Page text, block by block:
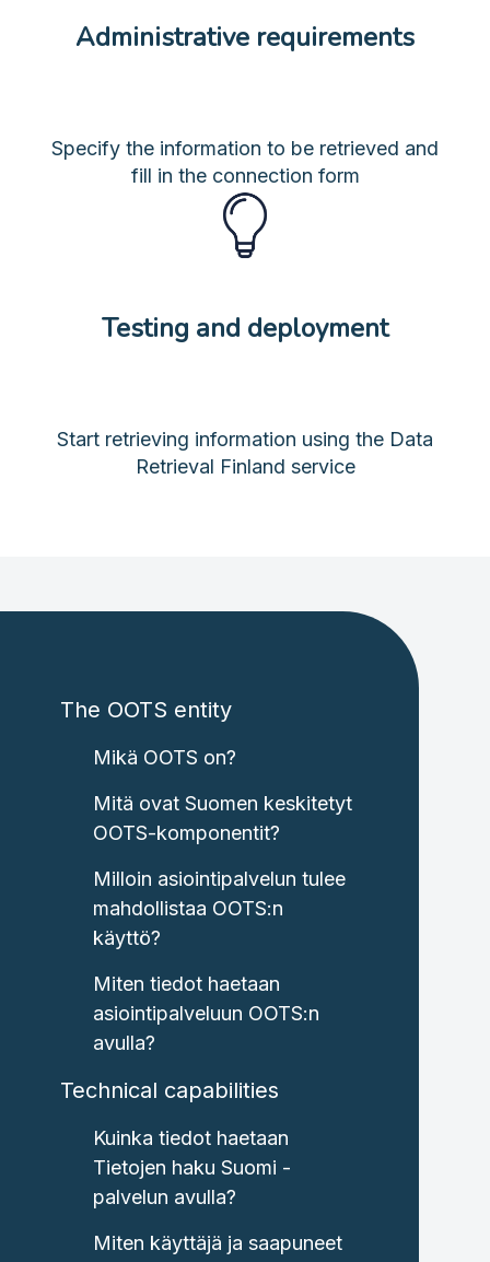
Administrative requirements
Specify the information to be retrieved and
fill in the connection form
Testing and deployment
Start retrieving information using the Data
Retrieval Finland service
The OOTS entity
Mikä OOTS on?
Mitä ovat Suomen keskitetyt
OOTS-komponentit?
Milloin asiointipalvelun tulee
mahdollistaa OOTS:n
käyttö?
Miten tiedot haetaan
asiointipalveluun OOTS:n
avulla?
Technical capabilities
Kuinka tiedot haetaan
Tietojen haku Suomi -
palvelun avulla?
Miten käyttäjä ja saapuneet